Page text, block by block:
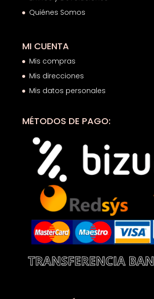
Quiénes Somos
MI CUENTA
Mis compras
Mis direcciones
Mis datos personales
MÉTODOS DE PAGO: